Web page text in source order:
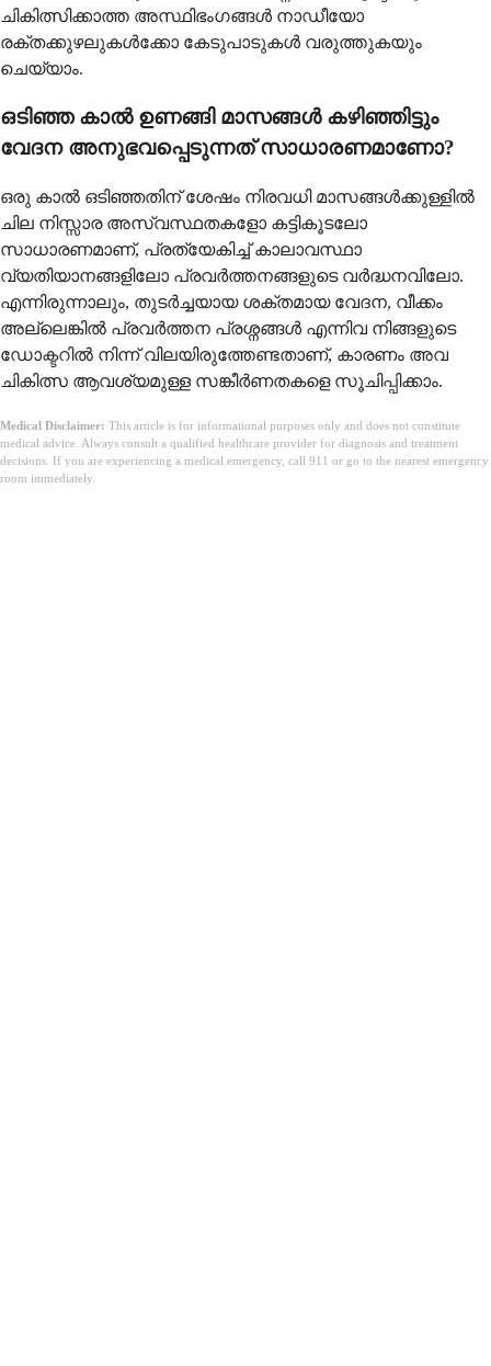
ചികിത്സിക്കാത്ത അസ്ഥിഭംഗങ്ങള്‍ നാഡീയോ
രക്തക്കുഴലുകള്‍ക്കോ കേടുപാടുകള്‍ വരുത്തുകയും
ചെയ്യാം.
ഒടിഞ്ഞ കാല്‍ ഉണങ്ങി മാസങ്ങള്‍ കഴിഞ്ഞിട്ടും
വേദന അനുഭവപ്പെടുന്നത് സാധാരണമാണോ?
ഒരു കാല്‍ ഒടിഞ്ഞതിന് ശേഷം നിരവധി മാസങ്ങള്‍ക്കുള്ളില്‍
ചില നിസ്സാര അസ്വസ്ഥതകളോ കട്ടികൂടലോ
സാധാരണമാണ്, പ്രത്യേകിച്ച് കാലാവസ്ഥാ
വ്യതിയാനങ്ങളിലോ പ്രവര്‍ത്തനങ്ങളുടെ വര്‍ദ്ധനവിലോ.
എന്നിരുന്നാലും, തുടര്‍ച്ചയായ ശക്തമായ വേദന, വീക്കം
അല്ലെങ്കില്‍ പ്രവര്‍ത്തന പ്രശ്നങ്ങള്‍ എന്നിവ നിങ്ങളുടെ
ഡോക്ടറില്‍ നിന്ന് വിലയിരുത്തേണ്ടതാണ്, കാരണം അവ
ചികിത്സ ആവശ്യമുള്ള സങ്കീര്‍ണതകളെ സൂചിപ്പിക്കാം.
Medical Disclaimer: This article is for informational purposes only and does not constitute
medical advice. Always consult a qualified healthcare provider for diagnosis and treatment
decisions. If you are experiencing a medical emergency, call 911 or go to the nearest emergency
room immediately.